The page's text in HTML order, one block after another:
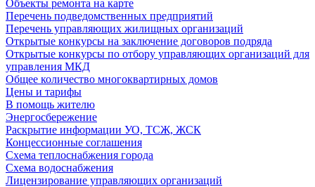
Объекты ремонта на карте
Перечень подведомственных предприятий
Перечень управляющих жилищных организаций
Открытые конкурсы на заключение договоров подряда
Открытые конкурсы по отбору управляющих организаций для
управления МКД
Общее количество многоквартирных домов
Цены и тарифы
В помощь жителю
Энергосбережение
Раскрытие информации УО, ТСЖ, ЖСК
Концессионные соглашения
Схема теплоснабжения города
Схема водоснабжения
Лицензирование управляющих организаций